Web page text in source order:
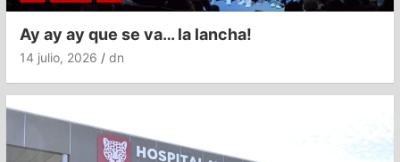
Ay ay ay que se va… la lancha!
14 julio, 2026 dn